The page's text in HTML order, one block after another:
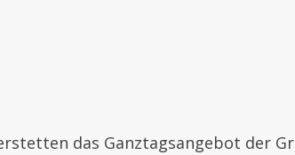
das Ganztagsangebot der